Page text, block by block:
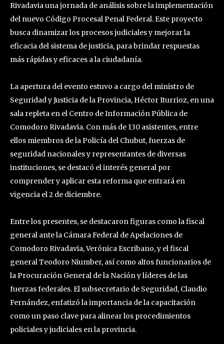
Rivadavia una jornada de análisis sobre la implementación
del nuevo Código Procesal Penal Federal. Este proyecto
busca dinamizar los procesos judiciales y mejorar la
eficacia del sistema de justicia, para brindar respuestas
más rápidas y eficaces a la ciudadanía.
La apertura del evento estuvo a cargo del ministro de
Seguridad y Justicia de la Provincia, Héctor Iturrioz, en una
sala repleta en el Centro de Información Pública de
Comodoro Rivadavia. Con más de 130 asistentes, entre
ellos miembros de la Policía del Chubut, fuerzas de
seguridad nacionales y representantes de diversas
instituciones, se destacó el interés general por
comprender y aplicar esta reforma que entrará en
vigencia el 2 de diciembre.
Entre los presentes, se destacaron figuras como la fiscal
general ante la Cámara Federal de Apelaciones de
Comodoro Rivadavia, Verónica Escribano, y el fiscal
general Teodoro Niumber, así como altos funcionarios de
la Procuración General de la Nación y líderes de las
fuerzas federales. El subsecretario de Seguridad, Claudio
Fernández, enfatizó la importancia de la capacitación
como un paso clave para alinear los procedimientos
policiales y judiciales en la provincia.